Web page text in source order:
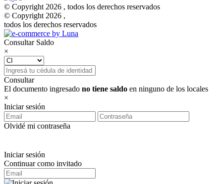
© Copyright 2026 , todos los derechos reservados
© Copyright 2026 ,
todos los derechos reservados
Consultar Saldo
×
Consultar
El documento ingresado no tiene saldo en ninguno de los locales
×
Iniciar sesión
Olvidé mi contraseña
Iniciar sesión
Continuar como invitado